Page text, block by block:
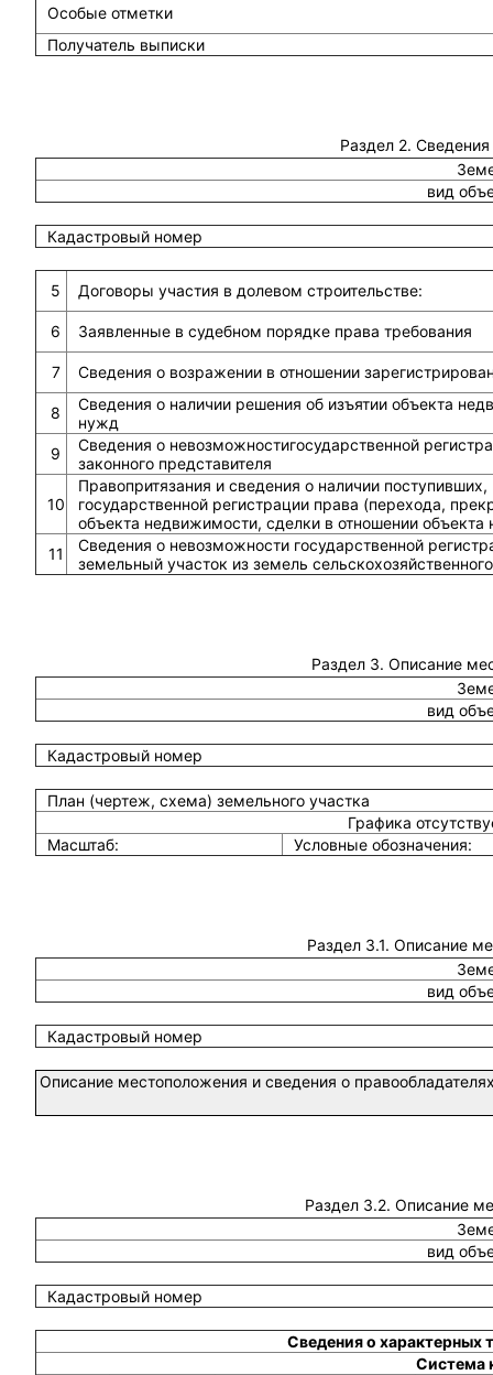
Особые отметки
Получатель выписки
Раздел 2.
вид
Кадастровый номер
5 Договоры участия в долевом строительстве:
6 Заявленные в судебном порядке права требования
7 Сведения о возражении в отношении
8
Сведения о наличии решения об изъятии объекта
нужд
9
Сведения о невозможностигосударственной
законного представителя
10
Правопритязания и сведения о наличии
государственной регистрации права (перехода,
объекта недвижимости, сделки в отношении
11
Сведения о невозможности государственной
земельный участок из земель
Раздел 3. Описание
вид
Кадастровый номер
План (чертеж, схема) земельного участка
Графика
Масштаб:
Условные обозначения:
Раздел 3.1. Описание
вид
Кадастровый номер
Описание местоположения и сведения о
Раздел 3.2. Описание
вид
Кадастровый номер
Сведения о характерных
Система